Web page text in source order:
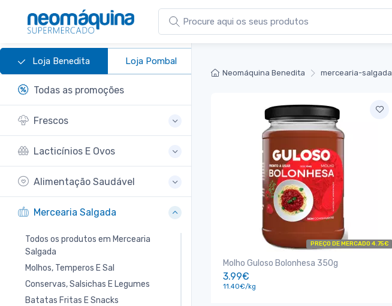
Loja Benedita Loja Pombal
Todas as promoções
Frescos
Lacticínios E Ovos
Alimentação Saudável
Mercearia Salgada
Todos os produtos em Mercearia
Salgada
Molhos, Temperos E Sal
Conservas, Salsichas E Legumes
Batatas Fritas E Snacks
Neomáquina Benedita mercearia-salgada
PREÇO DE MERCADO 4.75€
Molho Guloso Bolonhesa 350g
3.99€
11.40€/kg